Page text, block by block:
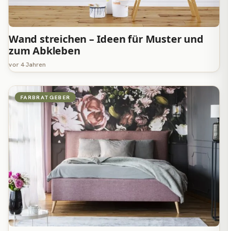
Wand streichen – Ideen für Muster und
zum Abkleben
vor 4 Jahren
FARBRATGEBER